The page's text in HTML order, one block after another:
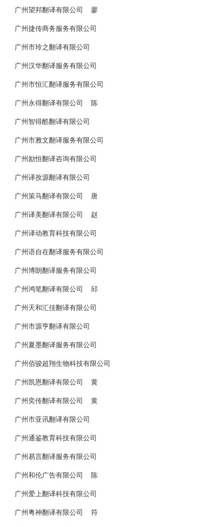
广州望邦翻译有限公司 廖
广州捷传商务服务有限公司
广州市玲之翻译有限公司
广州汉华翻译服务有限公司
广州市恒汇翻译服务有限公司
广州永得翻译有限公司 陈
广州智得酷翻译有限公司
广州市雅文翻译服务有限公司
广州励恒翻译咨询有限公司
广州译孜源翻译有限公司
广州策马翻译有限公司 唐
广州译美翻译有限公司 赵
广州译动教育科技有限公司
广州语自在翻译服务有限公司
广州博朗翻译服务有限公司
广州鸿笔翻译有限公司 邱
广州天和汇佳翻译有限公司
广州市源亨翻译有限公司
广州夏墨翻译服务有限公司
广州佰骏超翔生物科技有限公司
广州凯恩翻译有限公司 黄
广州奕传翻译有限公司 黄
广州市亚讯翻译有限公司
广州通鉴教育科技有限公司
广州易言翻译服务有限公司
广州和伦广告有限公司 陈
广州爱上翻译科技有限公司
广州粤神翻译有限公司 符